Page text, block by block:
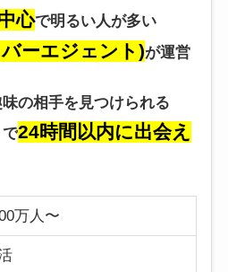
心で明るい人が多い
ーエジェント)が運営
の相手を見つけられる
で24時間以内に出会え
万人〜